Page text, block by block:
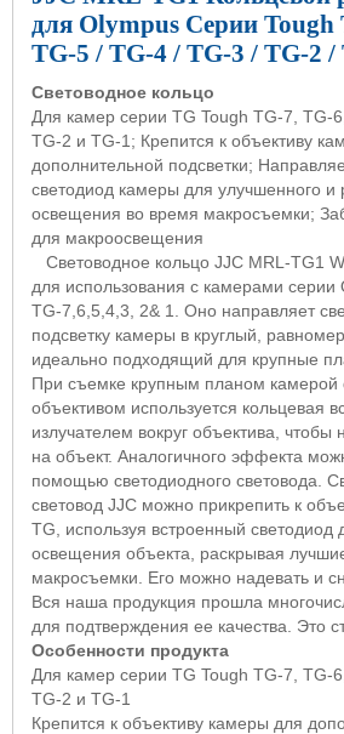
для Olympus Серии Tough
TG-5 / TG-4 / TG-3 / TG-2
Световодное кольцо
Для камер серии TG Tough TG-7, TG-
TG-2 и TG-1; Крепится к объективу
дополнительной подсветки;
светодиод камеры для улучшенного и
освещения во время макросъемки;
для макроосвещения
Световодное кольцо JJC MRL -TG1
для использования с камерами серии
TG-7,6,5,4,3, 2& 1. Оно направляет
подсветку камеры в круглый,
идеально подходящий для крупные
При съемке крупным планом
объективом используется кольцевая
излучателем вокруг объектива, чтобы
на объект. Аналогичного эффекта
помощью светодиодного световода.
световод JJC можно прикрепить к
TG , используя встроенный
освещения объекта, раскрывая
макросъемки. Его можно надевать и
Вся наша продукция прошла
для подтверждения ее качества. Это
Особенности продукта
Для камер серии TG Tough TG-7, TG-
TG-2 и TG-1
Крепится к объективу камеры для